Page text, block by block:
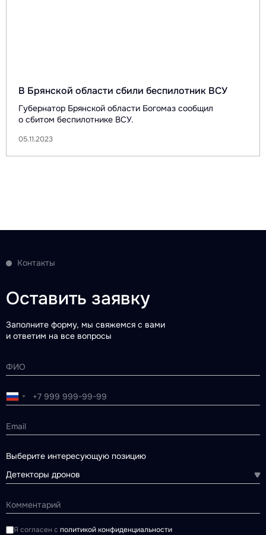
В Брянской области сбили беспилотник ВСУ
Губернатор Брянской области Богомаз сообщил
о сбитом беспилотнике ВСУ.
05.11.2023
Контакты
Оставить заявку
Заполните форму, мы свяжемся с вами
и ответим на все вопросы
Выберите интересующую позицию
Детекторы дронов
Я согласен с политикой конфиденциальности